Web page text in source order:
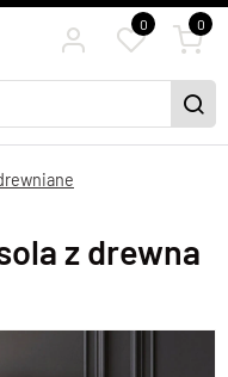
0 0
z drewna